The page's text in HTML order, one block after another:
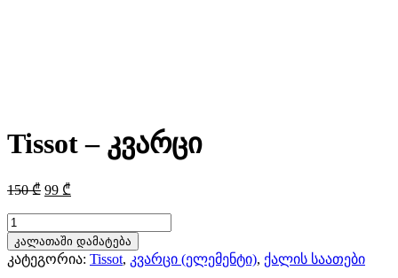
Tissot – კვარცი
150₾ Original
was:
150 ₾.
99 ₾
is:
99 ₾.
რაოდენობა:
Tissot
-
კვარცი
კალათაში დამატება
კატეგორია: Tissot, კვარცი (ელემენტი), ქალის საათები